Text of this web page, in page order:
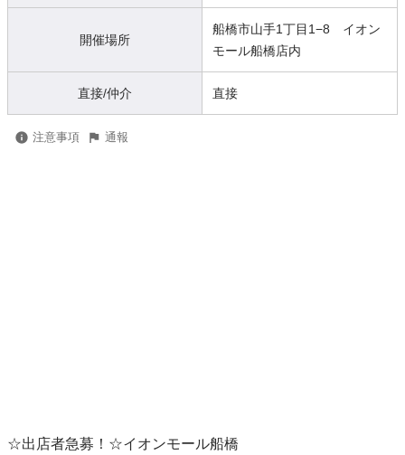
開催場所
船橋市山手1丁目1−8 イオン
モール船橋店内
直接/仲介 直接
注意事項 通報
☆出店者急募！☆イオンモール船橋